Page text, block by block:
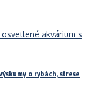
o rybách, strese